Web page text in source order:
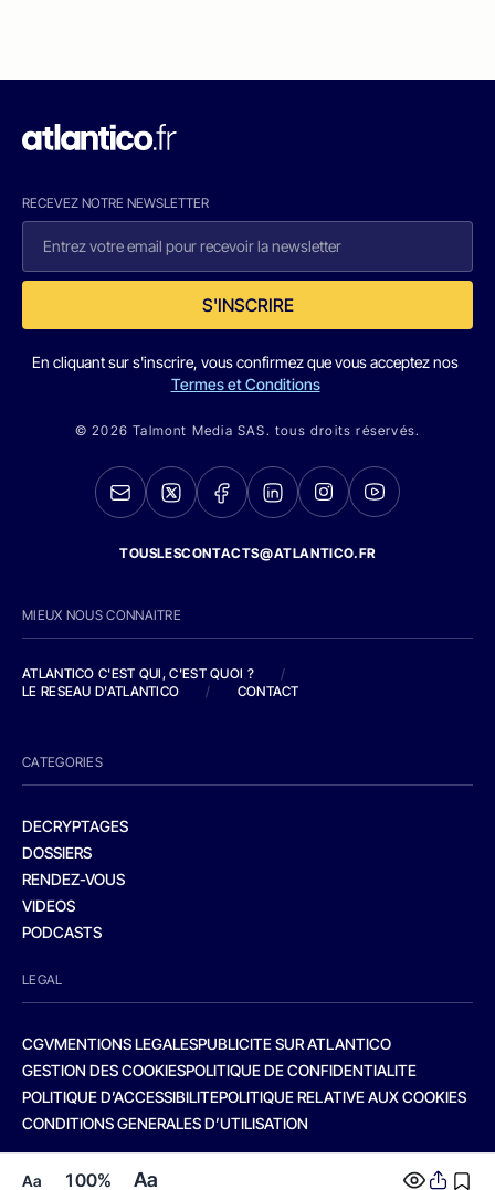
Aa 100% Aa
RECEVEZ NOTRE NEWSLETTER
S'INSCRIRE
En cliquant sur s'inscrire, vous confirmez que vous acceptez nos
Termes et Conditions
© 2026 Talmont Media SAS. tous droits réservés.
TOUSLESCONTACTS@ATLANTICO.FR
MIEUX NOUS CONNAITRE
ATLANTICO C'EST QUI, C'EST QUOI ?
/
LE RESEAU D'ATLANTICO
/ CONTACT
CATEGORIES
DECRYPTAGES
DOSSIERS
RENDEZ-VOUS
VIDEOS
PODCASTS
LEGAL
CGVMENTIONS LEGALESPUBLICITE SUR ATLANTICO
GESTION DES COOKIESPOLITIQUE DE CONFIDENTIALITE
POLITIQUE D’ACCESSIBILITEPOLITIQUE RELATIVE AUX COOKIES
CONDITIONS GENERALES D’UTILISATION